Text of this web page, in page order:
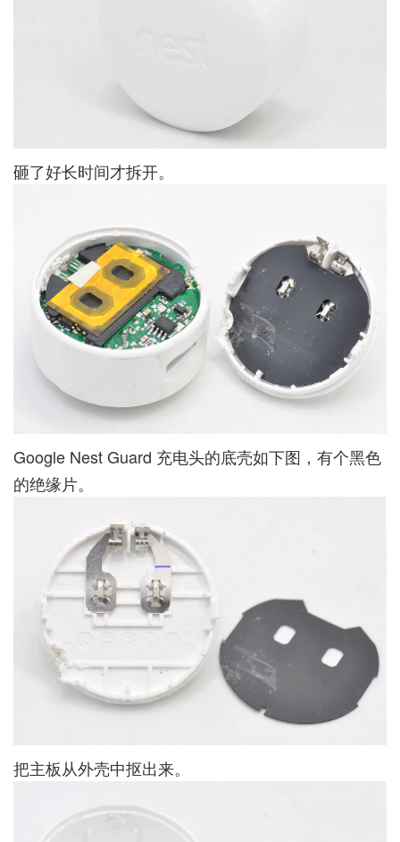
砸了好长时间才拆开。
Google Nest Guard 充电头的底壳如下图，有个黑色
的绝缘片。
把主板从外壳中抠出来。